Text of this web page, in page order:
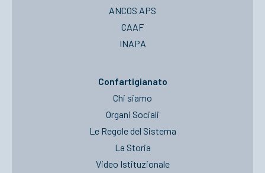
ANCOS APS
CAAF
INAPA
Confartigianato
Chi siamo
Organi Sociali
Le Regole del Sistema
La Storia
Video Istituzionale